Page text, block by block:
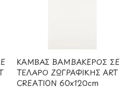
ΚΑΜΒΑΣ ΒΑΜΒΑΚΕΡΟΣ ΣΕ
ΤΕΛΑΡΟ ΖΩΓΡΑΦΙΚΗΣ ART
CREATION 60x120cm